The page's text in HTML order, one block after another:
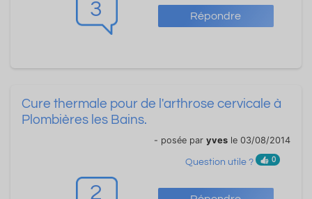
3 Répondre
2
Cure thermale pour de l'arthrose cervicale à
Plombières les Bains.
- posée par yves le 03/08/2014
Question utile ? 0